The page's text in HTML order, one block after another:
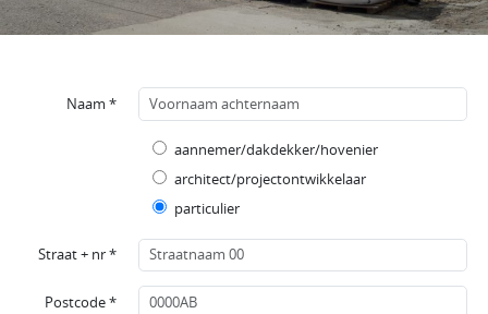
Naam *
aannemer/dakdekker/hovenier
architect/projectontwikkelaar
particulier
Straat + nr *
Postcode *